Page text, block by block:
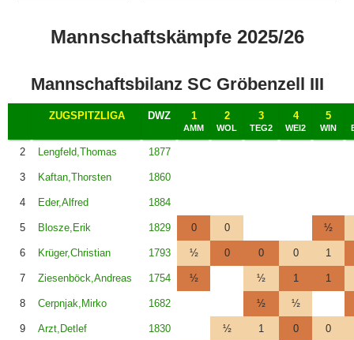
Mannschaftskämpfe 2025/26
Mannschaftsbilanz SC Gröbenzell III
ZUGSPITZLIGA DWZ 1
AMM
2
WOL
3
TEG2
4
WEI2
5
WIN
2 Lengfeld,Thomas 1877
3 Kaftan,Thorsten 1860
4 Eder,Alfred 1884
5 Blosze,Erik 1829 0 0 ½
6 Krüger,Christian 1793 ½ 0 0 0 1
7 Ziesenböck,Andreas 1754 ½ ½ 1 1
8 Cerpnjak,Mirko 1682 ½ ½
9 Arzt,Detlef 1830 ½ 1 0 0